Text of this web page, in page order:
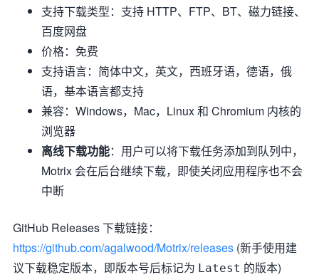
支持下载类型：支持 HTTP、FTP、BT、磁力链接、
百度网盘
价格：免费
支持语言：简体中文，英文，西班牙语，德语，俄
语，基本语言都支持
兼容：Windows，Mac，Linux 和 Chromium 内核的
浏览器
离线下载功能：用户可以将下载任务添加到队列中，
Motrix 会在后台继续下载，即使关闭应用程序也不会
中断
GitHub Releases 下载链接：
https://github.com/agalwood/Motrix/releases (新手使用建
议下载稳定版本，即版本号后标记为 Latest 的版本)